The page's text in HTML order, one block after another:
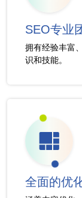
SEO专业
拥有经验丰富
识和技能。
全面的优